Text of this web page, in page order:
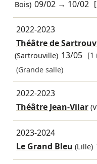
Bois) 09/02 → 10/02
2022-2023
Théâtre de
(Sartrouville) 13/05 [1
(Grande salle)
2022-2023
Théâtre Jean-Vilar
2023-2024
Le Grand Bleu (Lille)